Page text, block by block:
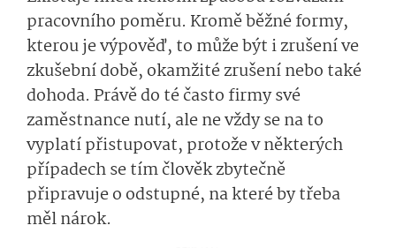
pracovního poměru. Kromě běžné formy,
kterou je výpověď, to může být i zrušení ve
zkušební době, okamžité zrušení nebo také
dohoda. Právě do té často firmy své
zaměstnance nutí, ale ne vždy se na to
vyplatí přistupovat, protože v některých
případech se tím člověk zbytečně
připravuje o odstupné, na které by třeba
měl nárok.